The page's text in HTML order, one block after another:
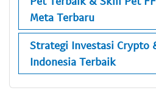
Meta Terbaru
Strategi Investasi Crypto
Indonesia Terbaik